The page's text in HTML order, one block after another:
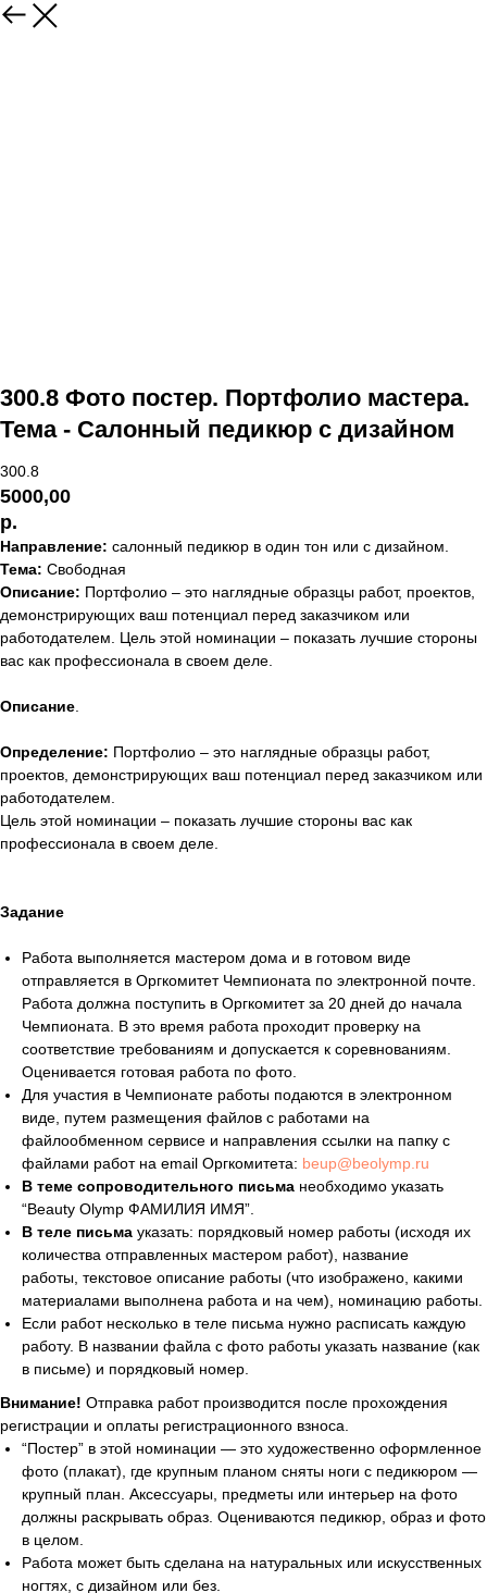
300.8 Фото постер. Портфолио мастера.
Тема - Салонный педикюр с дизайном
300.8
5000,00
р.
Направление: салонный педикюр в один тон или с дизайном.
Тема: Свободная
Описание: Портфолио – это наглядные образцы работ, проектов,
демонстрирующих ваш потенциал перед заказчиком или
работодателем. Цель этой номинации – показать лучшие стороны
вас как профессионала в своем деле.
Описание.
Определение: Портфолио – это наглядные образцы работ,
проектов, демонстрирующих ваш потенциал перед заказчиком или
работодателем.
Цель этой номинации – показать лучшие стороны вас как
профессионала в своем деле.
Задание
Работа выполняется мастером дома и в готовом виде
отправляется в Оргкомитет Чемпионата по электронной почте.
Работа должна поступить в Оргкомитет за 20 дней до начала
Чемпионата. В это время работа проходит проверку на
соответствие требованиям и допускается к соревнованиям.
Оценивается готовая работа по фото.
Для участия в Чемпионате работы подаются в электронном
виде, путем размещения файлов с работами на
файлообменном сервисе и направления ссылки на папку с
файлами работ на email Оргкомитета: beup@beolymp.ru
В теме сопроводительного письма необходимо указать
“Beauty Olymp ФАМИЛИЯ ИМЯ”.
В теле письма указать: порядковый номер работы (исходя их
количества отправленных мастером работ), название
работы, текстовое описание работы (что изображено, какими
материалами выполнена работа и на чем), номинацию работы.
Если работ несколько в теле письма нужно расписать каждую
работу. В названии файла с фото работы указать название (как
в письме) и порядковый номер.
Внимание! Отправка работ производится после прохождения
регистрации и оплаты регистрационного взноса.
“Постер” в этой номинации — это художественно оформленное
фото (плакат), где крупным планом сняты ноги с педикюром —
крупный план. Аксессуары, предметы или интерьер на фото
должны раскрывать образ. Оцениваются педикюр, образ и фото
в целом.
Работа может быть сделана на натуральных или искусственных
ногтях, с дизайном или без.